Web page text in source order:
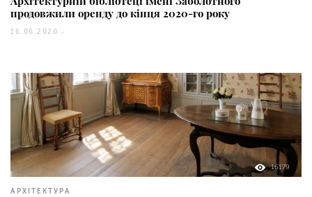
продовжили оренду до кінця 2020-го року
16.06.2020 -
16179
АРХІТЕКТУРА